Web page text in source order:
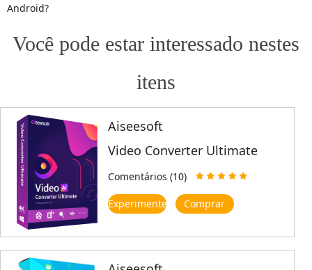
Android?
Você pode estar interessado nestes
itens
Aiseesoft
Video Converter Ultimate
Comentários (10)
Experimente Comprar